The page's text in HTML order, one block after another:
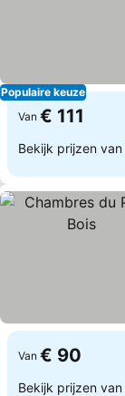
Populaire keuze
Van € 111
Bekijk prijzen van
Van € 90
Bekijk prijzen van